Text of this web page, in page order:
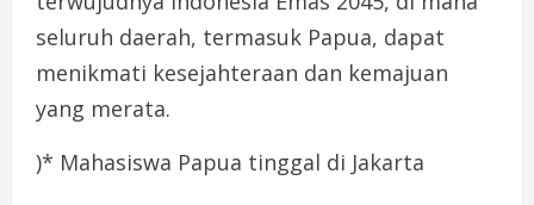
seluruh daerah, termasuk Papua, dapat
menikmati kesejahteraan dan kemajuan
yang merata.
)* Mahasiswa Papua tinggal di Jakarta